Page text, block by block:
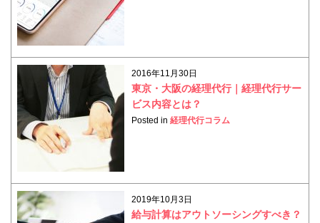
2016年11月30日
東京・大阪の経理代行｜経理代行サー
ビス内容とは？
Posted in経理代行コラム
2019年10月3日
給与計算はアウトソーシングすべき？